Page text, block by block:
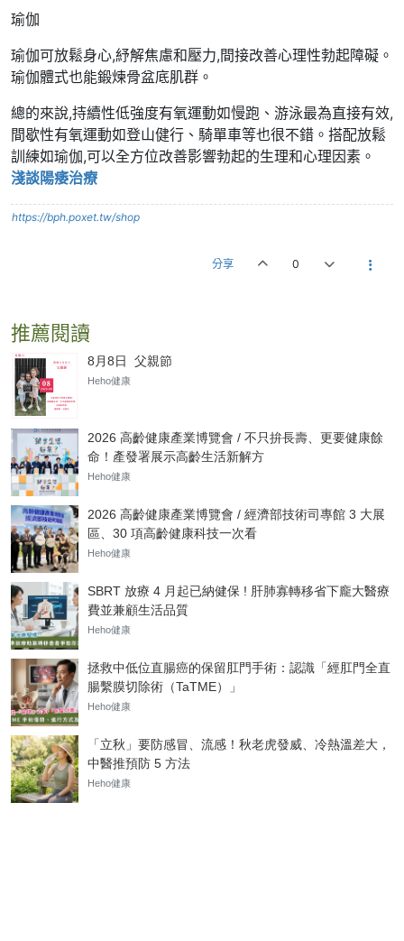
瑜伽
瑜伽可放鬆身心,紓解焦慮和壓力,間接改善心理性勃起障礙。
瑜伽體式也能鍛煉骨盆底肌群。
總的來說,持續性低強度有氧運動如慢跑、游泳最為直接有效,
間歇性有氧運動如登山健行、騎單車等也很不錯。搭配放鬆
訓練如瑜伽,可以全方位改善影響勃起的生理和心理因素。
淺談陽痿治療
https://bph.poxet.tw/shop
分享 0
推薦閱讀